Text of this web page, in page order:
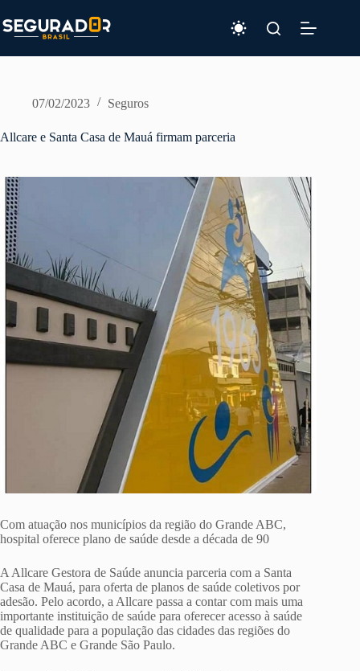
para
o
07/02/2023 Seguros
Allcare e Santa Casa de Mauá firmam parceria
Com atuação nos municípios da região do Grande ABC,
hospital oferece plano de saúde desde a década de 90
A Allcare Gestora de Saúde anuncia parceria com a Santa
Casa de Mauá, para oferta de planos de saúde coletivos por
adesão. Pelo acordo, a Allcare passa a contar com mais uma
importante instituição de saúde para oferecer acesso à saúde
de qualidade para a população das cidades das regiões do
Grande ABC e Grande São Paulo.